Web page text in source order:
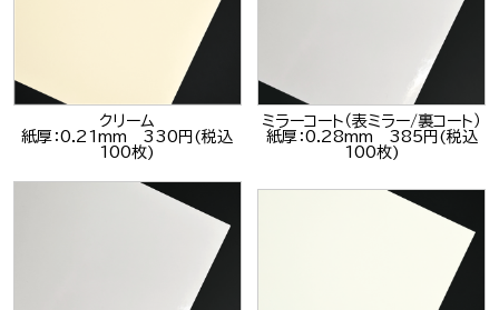
クリーム
紙厚：0.21mm 330円(税込
100枚)
ミラーコート（表ミラー/裏コート）
紙厚：0.28mm 385円(税込
100枚)